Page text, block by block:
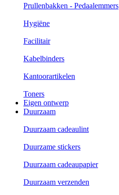
Prullenbakken - Pedaalemmers
Hygiëne
Facilitair
Kabelbinders
Kantoorartikelen
Toners
Eigen ontwerp
Duurzaam
Duurzaam cadeaulint
Duurzame stickers
Duurzaam cadeaupapier
Duurzaam verzenden